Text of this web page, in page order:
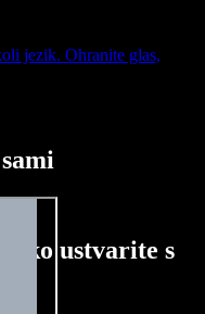
jezik. Ohranite glas,
ustvarite s